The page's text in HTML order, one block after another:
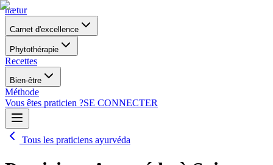
nætur
Carnet d'excellence
Phytothérapie
Recettes
Bien-être
Méthode
Vous êtes praticien ?SE CONNECTER
Tous les praticiens ayurvéda